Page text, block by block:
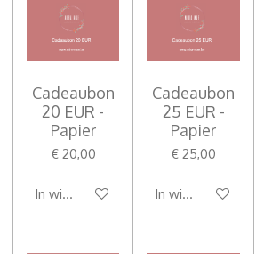
Cadeaubon
20 EUR -
Papier
€ 20,00
In winkelwagen
Cadeaubon
25 EUR -
Papier
€ 25,00
In winkelwagen